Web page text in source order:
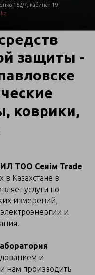
162/7, кабинет 19
защиты -
коврики,
ИЛ ТОО Сенім Trade
в Казахстане в
услуги по
измерений,
и
и
нам производить